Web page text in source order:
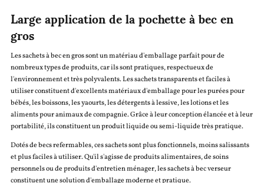
Large application de la pochette à bec en
gros
Les sachets à bec en gros sont un matériau d'emballage parfait pour de
nombreux types de produits, car ils sont pratiques, respectueux de
l'environnement et très polyvalents. Les sachets transparents et faciles à
utiliser constituent d'excellents matériaux d'emballage pour les purées pour
bébés, les boissons, les yaourts, les détergents à lessive, les lotions et les
aliments pour animaux de compagnie. Grâce à leur conception élancée et à leur
portabilité, ils constituent un produit liquide ou semi-liquide très pratique.
Dotés de becs refermables, ces sachets sont plus fonctionnels, moins salissants
et plus faciles à utiliser. Qu'il s'agisse de produits alimentaires, de soins
personnels ou de produits d'entretien ménager, les sachets à bec verseur
constituent une solution d'emballage moderne et pratique.